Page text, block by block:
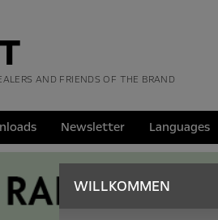
AND FRIENDS OF THE BRAND
Newsletter Languages
WILLKOMMEN